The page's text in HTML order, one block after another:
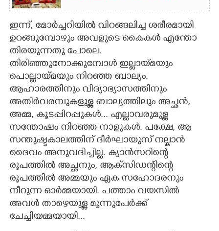
ഇന്ന്,​ മോർച്ചറിയിൽ വിറങ്ങലിച്ച ശരീരമായി
ഉറങ്ങുമ്പോഴും അവളുടെ കൈകൾ എന്തോ
തിരയുന്നതു പോലെ.
തിരിഞ്ഞുനോക്കുമ്പോൾ ഇല്ലായ്മയും
പൊല്ലായ്മയും നിറഞ്ഞ ബാല്യം.
ആഹാരത്തിനും വിദ്യാഭ്യാസത്തിനും
അതിർവരമ്പുകളുള്ള ബാല്യത്തിലും അച്ഛൻ,
അമ്മ, കൂടപ്പിറപ്പുകൾ... എല്ലാവരുമുള്ള
സന്തോഷം നിറ‌ഞ്ഞ നാളുകൾ. പക്ഷേ,​ ആ
സന്തുഷ്ടകാലത്തിന് ദീർഘായുസ് നല്കാൻ
ദൈവം അനുവദിച്ചില്ല. ക്യാൻസറിന്റെ
രൂപത്തിൽ അച്ഛനും,​ ആക്‌സിഡന്റിന്റെ
രൂപത്തിൽ അമ്മയും ഏക സഹോദരനും
നീറുന്ന ഓർമ്മയായി. പത്താം വയസിൽ
അവൾ താഴെയുള്ള മൂന്നുപേർക്ക്
ചേച്ചിയമ്മയായി...